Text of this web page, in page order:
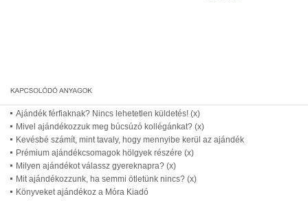
Ajándék férfiaknak? Nincs lehetetlen küldetés! (x)
Mivel ajándékozzuk meg búcsúzó kollégánkat? (x)
Kevésbé számít, mint tavaly, hogy mennyibe kerül az ajándék
Prémium ajándékcsomagok hölgyek részére (x)
Milyen ajándékot válassz gyereknapra? (x)
Mit ajándékozzunk, ha semmi ötletünk nincs? (x)
Könyveket ajándékoz a Móra Kiadó